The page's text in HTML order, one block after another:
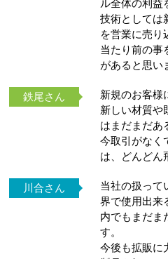
ル全体の利益
技術としては
を営業に売り
当たり前の事
があると思い
鉄尾さん
新規のお客様
新しい材質や
はまだまだあ
今取引がなく
は、どんどん
川合さん
当社の扱って
界で使用出来
内でもまだま
す。
今後も拡販に